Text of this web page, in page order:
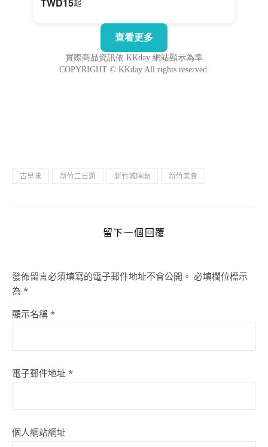
古早味 新竹二日遊 新竹城隍廟 新竹美食
留下一個回覆
發佈留言必須填寫的電子郵件地址不會公開。 必填欄位標示
為 *
顯示名稱 *
電子郵件地址 *
個人網站網址